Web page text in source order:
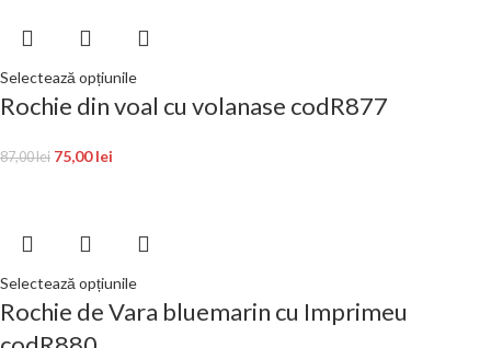
Selectează opțiunile
Rochie din voal cu volanase codR877
87,00lei 75,00lei
Selectează opțiunile
Rochie de Vara bluemarin cu Imprimeu